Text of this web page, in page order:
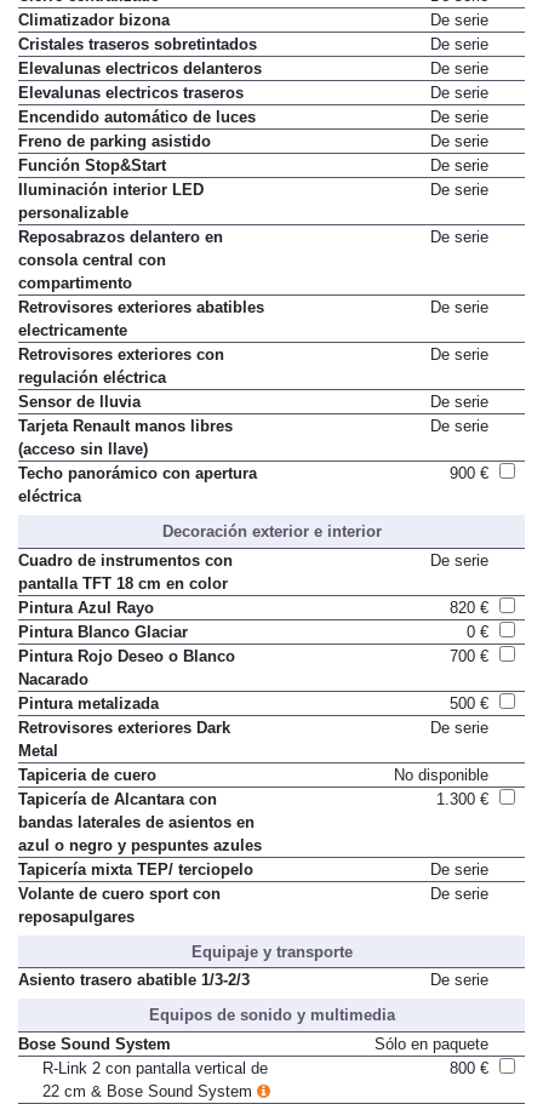
Climatizador bizona
De serie
Cristales traseros sobretintados
De serie
Elevalunas electricos delanteros
De serie
Elevalunas electricos traseros
De serie
Encendido automático de luces
De serie
Freno de parking asistido
De serie
Función Stop&Start
De serie
Iluminación interior LED
personalizable
De serie
Reposabrazos delantero en
consola central con
compartimento
De serie
Retrovisores exteriores abatibles
electricamente
De serie
Retrovisores exteriores con
regulación eléctrica
De serie
Sensor de lluvia
De serie
Tarjeta Renault manos libres
(acceso sin llave)
De serie
Techo panorámico con apertura
eléctrica
900 €
Decoración exterior e interior
Cuadro de instrumentos con
pantalla TFT 18 cm en color
De serie
Pintura Azul Rayo
820 €
Pintura Blanco Glaciar
0 €
Pintura Rojo Deseo o Blanco
Nacarado
700 €
Pintura metalizada
500 €
Retrovisores exteriores Dark
Metal
De serie
Tapiceria de cuero
No disponible
Tapicería de Alcantara con
bandas laterales de asientos en
azul o negro y pespuntes azules
1.300 €
Tapicería mixta TEP/ terciopelo
De serie
Volante de cuero sport con
reposapulgares
De serie
Equipaje y transporte
Asiento trasero abatible 1/3-2/3
De serie
Equipos de sonido y multimedia
Bose Sound System
Sólo en paquete
R-Link 2 con pantalla vertical de
22 cm & Bose Sound System
800 €